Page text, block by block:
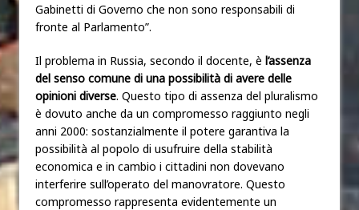
Gabinetti di Governo che non sono responsabili di
fronte al Parlamento”.
Il problema in Russia, secondo il docente, è l’assenza
del senso comune di una possibilità di avere delle
opinioni diverse. Questo tipo di assenza del pluralismo
è dovuto anche da un compromesso raggiunto negli
anni 2000: sostanzialmente il potere garantiva la
possibilità al popolo di usufruire della stabilità
economica e in cambio i cittadini non dovevano
interferire sull’operato del manovratore. Questo
compromesso rappresenta evidentemente un